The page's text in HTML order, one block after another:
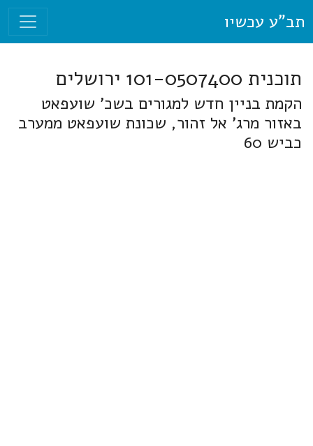
תב"ע עכשיו
תוכנית 101-0507400 ירושלים
הקמת בניין חדש למגורים בשכ' שועפאט
באזור מרג' אל זהור, שכונת שועפאט ממערב
כביש 60